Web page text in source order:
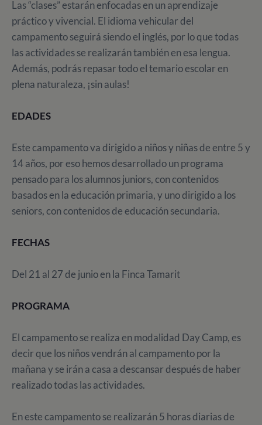
Las “clases” estarán enfocadas en un aprendizaje
práctico y vivencial. El idioma vehicular del
campamento seguirá siendo el inglés, por lo que todas
las actividades se realizarán también en esa lengua.
Además, podrás repasar todo el temario escolar en
plena naturaleza, ¡sin aulas!
EDADES
Este campamento va dirigido a niños y niñas de entre 5 y
14 años, por eso hemos desarrollado un programa
pensado para los alumnos juniors, con contenidos
basados en la educación primaria, y uno dirigido a los
seniors, con contenidos de educación secundaria.
FECHAS
Del 21 al 27 de junio en la Finca Tamarit
PROGRAMA
El campamento se realiza en modalidad Day Camp, es
decir que los niños vendrán al campamento por la
mañana y se irán a casa a descansar después de haber
realizado todas las actividades.
En este campamento se realizarán 5 horas diarias de